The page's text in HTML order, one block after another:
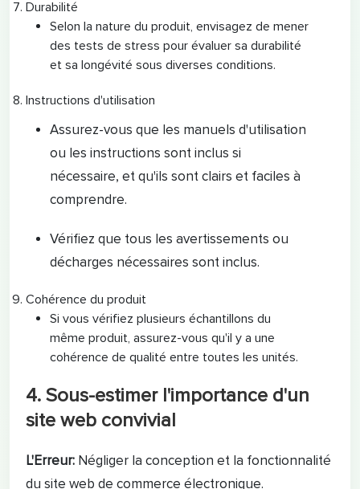
Durabilité
Selon la nature du produit, envisagez de mener
des tests de stress pour évaluer sa durabilité
et sa longévité sous diverses conditions.
Instructions d'utilisation
Assurez-vous que les manuels d'utilisation
ou les instructions sont inclus si
nécessaire, et qu'ils sont clairs et faciles à
comprendre.
Vérifiez que tous les avertissements ou
décharges nécessaires sont inclus.
Cohérence du produit
Si vous vérifiez plusieurs échantillons du
même produit, assurez-vous qu'il y a une
cohérence de qualité entre toutes les unités.
4. Sous-estimer l'importance d'un
site web convivial
L'Erreur: Négliger la conception et la fonctionnalité
du site web de commerce électronique.